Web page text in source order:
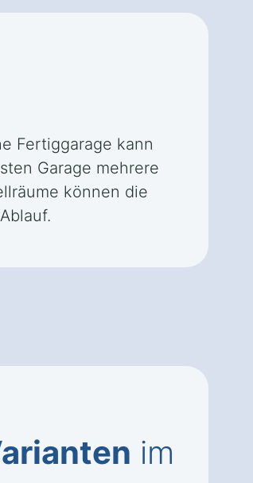
Fertiggarage kann
Garage mehrere
können die
im